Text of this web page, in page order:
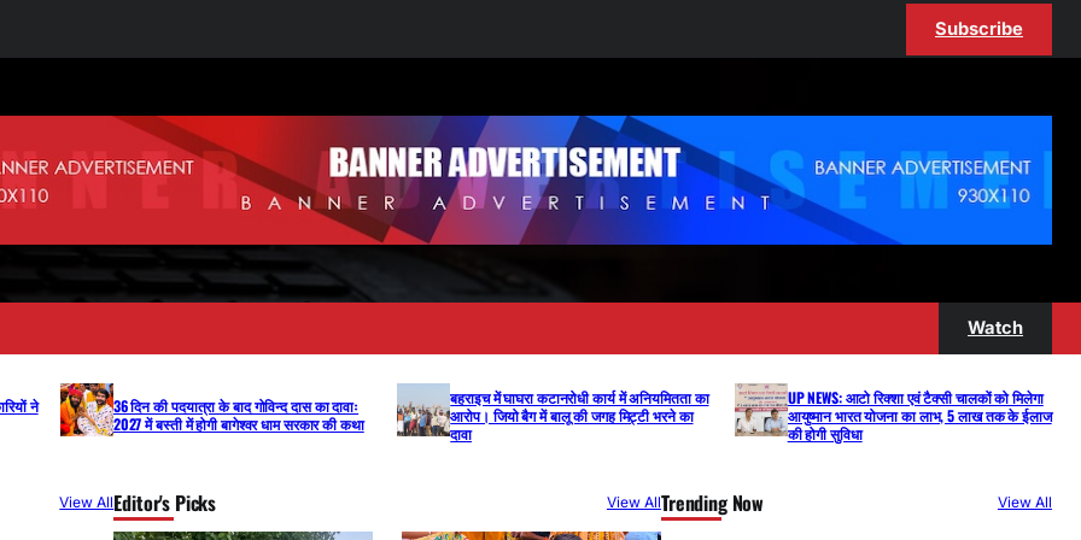
Subscribe
Watch
ने
36 दिन की पदयात्रा के बाद गोविन्द दास का दावाः
2027 में बस्ती में होगी बागेश्वर धाम सरकार की कथा
बहराइच में घाघरा कटानरोधी कार्य में अनियमितता का
आरोप। जियो बैग में बालू की जगह मिट्टी भरने का
दावा
UP NEWS: आटो रिक्शा एवं टैक्सी चालकों को मिलेगा
आयुष्मान भारत योजना का लाभ, 5 लाख तक के ईलाज
की होगी सुविधा
View AllEditor's Picks View AllTrending Now View All